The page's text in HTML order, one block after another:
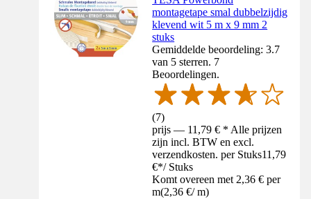
montagetape smal dubbelzijdig
klevend wit 5 m x 9 mm 2
stuks
Gemiddelde beoordeling: 3.7
van 5 sterren. 7
Beoordelingen.
(7)
prijs — 11,79 € * Alle prijzen
zijn incl. BTW en excl.
verzendkosten. per Stuks11,79
€*/ Stuks
Komt overeen met 2,36 € per
m(2,36 €/ m)